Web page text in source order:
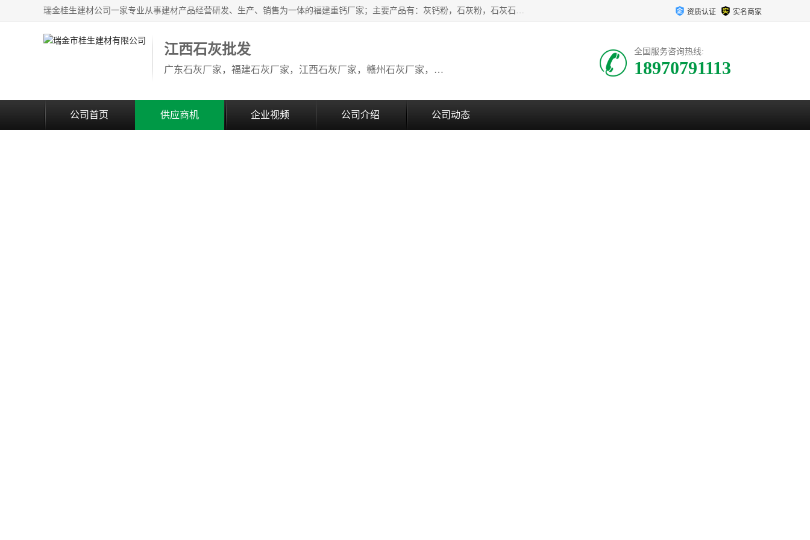
瑞金桂生建材公司一家专业从事建材产品经营研发、生产、销售为一体的福建重钙厂家；主要产品有：灰钙粉，石灰粉，石灰石，生石灰，熟石灰，氧化钙，重钙粉，氢氧化钙，农田石灰，畜牧业用石灰等。欢迎新老客户来电咨询！ 资质认证 实名商家
江西石灰批发
广东石灰厂家，福建石灰厂家，江西石灰厂家，赣州石灰厂家，东莞石灰厂家
全国服务咨询热线:
18970791113
公司首页 供应商机 企业视频 公司介绍 公司动态